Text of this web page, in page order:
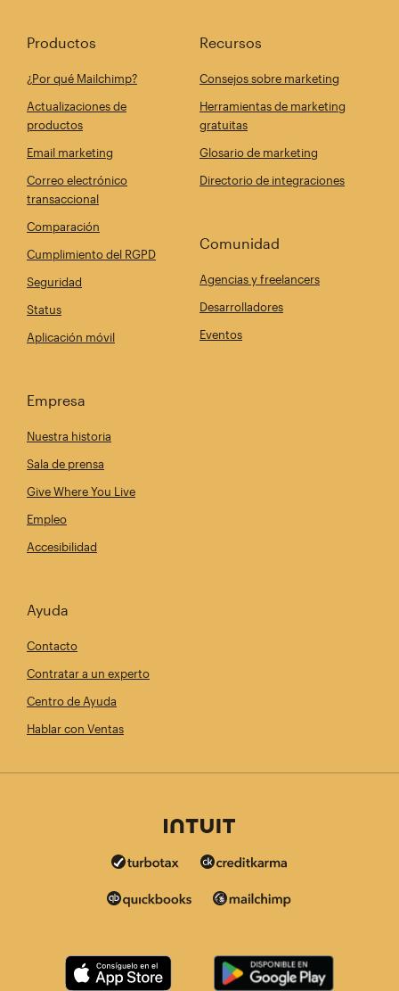
Productos
¿Por qué Mailchimp?
Actualizaciones de
productos
Email marketing
Correo electrónico
transaccional
Comparación
Cumplimiento del RGPD
Seguridad
Status
Aplicación móvil
Recursos
Consejos sobre marketing
Herramientas de marketing
gratuitas
Glosario de marketing
Directorio de integraciones
Comunidad
Agencias y freelancers
Desarrolladores
Eventos
Empresa
Nuestra historia
Sala de prensa
Give Where You Live
Empleo
Accesibilidad
Ayuda
Contacto
Contratar a un experto
Centro de Ayuda
Hablar con Ventas